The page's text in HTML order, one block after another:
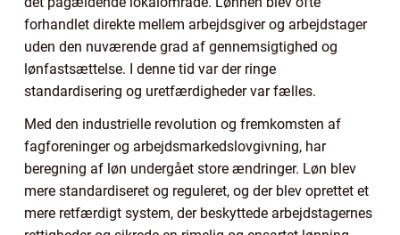
forhandlet direkte mellem arbejdsgiver og arbejdstager
uden den nuværende grad af gennemsigtighed og
lønfastsættelse. I denne tid var der ringe
standardisering og uretfærdigheder var fælles.
Med den industrielle revolution og fremkomsten af
fagforeninger og arbejdsmarkedslovgivning, har
beregning af løn undergået store ændringer. Løn blev
mere standardiseret og reguleret, og der blev oprettet et
mere retfærdigt system, der beskyttede arbejdstagernes